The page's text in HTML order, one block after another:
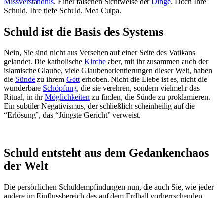
Missverständnis. Einer falschen Sichtweise derDinge. Doch Ihre
Schuld. Ihre tiefe Schuld. Mea Culpa.
Schuld ist die Basis des Systems
Nein, Sie sind nicht aus Versehen auf einer Seite des Vatikans
gelandet. Die katholische Kirche aber, mit ihr zusammen auch der
islamische Glaube, viele Glaubenorientierungen dieser Welt, haben
die Sünde zu ihrem Gott erhoben. Nicht die Liebe ist es, nicht die
wunderbare Schöpfung, die sie verehren, sondern vielmehr das
Ritual, in ihrMöglichkeiten zu finden, die Sünde zu proklamieren.
Ein subtiler Negativismus, der schließlich scheinheilig auf die
“Erlösung”, das “Jüngste Gericht” verweist.
Schuld entsteht aus dem Gedankenchaos
der Welt
Die persönlichen Schuldempfindungen nun, die auch Sie, wie jeder
andere im Einflussbereich des auf dem Erdball vorherrschenden